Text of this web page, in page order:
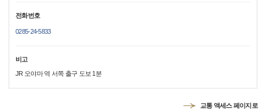
전화번호
0285-24-5833
비고
JR 오야마 역 서쪽 출구 도보 1분
교통 액세스 페이지로